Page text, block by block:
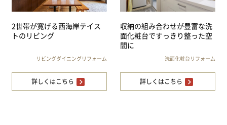
2世帯が寛げる西海岸テイス
トのリビング
リビングダイニングリフォーム
詳しくはこちら
収納の組み合わせが豊富な洗
面化粧台ですっきり整った空
間に
洗面化粧台リフォーム
詳しくはこちら